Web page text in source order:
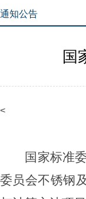
通知公告
国
<
国家标准委
委员会不锈钢